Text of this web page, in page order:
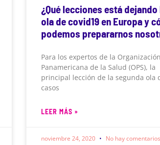
¿Qué lecciones está dejando
ola de covid19 en Europa y
podemos prepararnos
Para los expertos de la Organización
Panamericana de la Salud (OPS), la
principal lección de la segunda ola
casos
LEER MÁS »
noviembre 24, 2020 No hay comentarios